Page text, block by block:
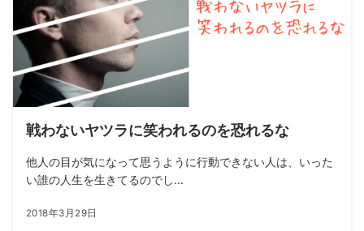
戦わないヤツラに笑われるのを恐れるな
他人の目が気になって思うように行動できない人は、いった
い誰の人生を生きてるのでし...
2018年3月29日